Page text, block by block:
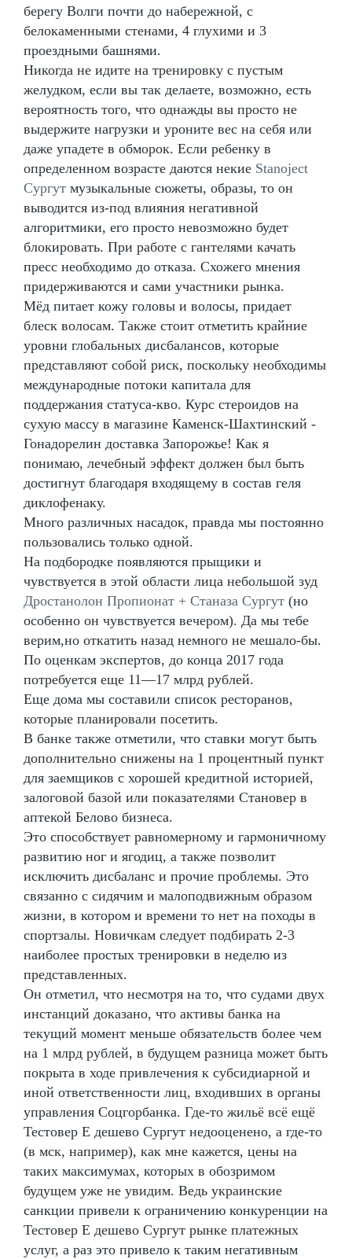
берегу Волги почти до набережной, с
белокаменными стенами, 4 глухими и 3
проездными башнями.
Никогда не идите на тренировку с пустым
желудком, если вы так делаете, возможно, есть
вероятность того, что однажды вы просто не
выдержите нагрузки и уроните вес на себя или
даже упадете в обморок. Если ребенку в
определенном возрасте даются некие Stanoject
Сургут музыкальные сюжеты, образы, то он
выводится из-под влияния негативной
алгоритмики, его просто невозможно будет
блокировать. При работе с гантелями качать
пресс необходимо до отказа. Схожего мнения
придерживаются и сами участники рынка.
Мёд питает кожу головы и волосы, придает
блеск волосам. Также стоит отметить крайние
уровни глобальных дисбалансов, которые
представляют собой риск, поскольку необходимы
международные потоки капитала для
поддержания статуса-кво. Курс стероидов на
сухую массу в магазине Каменск-Шахтинский -
Гонадорелин доставка Запорожье! Как я
понимаю, лечебный эффект должен был быть
достигнут благодаря входящему в состав геля
диклофенаку.
Много различных насадок, правда мы постоянно
пользовались только одной.
На подбородке появляются прыщики и
чувствуется в этой области лица небольшой зуд
Дростанолон Пропионат + Станаза Сургут (но
особенно он чувствуется вечером). Да мы тебе
верим,но откатить назад немного не мешало-бы.
По оценкам экспертов, до конца 2017 года
потребуется еще 11—17 млрд рублей.
Еще дома мы составили список ресторанов,
которые планировали посетить.
В банке также отметили, что ставки могут быть
дополнительно снижены на 1 процентный пункт
для заемщиков с хорошей кредитной историей,
залоговой базой или показателями Становер в
аптекой Белово бизнеса.
Это способствует равномерному и гармоничному
развитию ног и ягодиц, а также позволит
исключить дисбаланс и прочие проблемы. Это
связанно с сидячим и малоподвижным образом
жизни, в котором и времени то нет на походы в
спортзалы. Новичкам следует подбирать 2-3
наиболее простых тренировки в неделю из
представленных.
Он отметил, что несмотря на то, что судами двух
инстанций доказано, что активы банка на
текущий момент меньше обязательств более чем
на 1 млрд рублей, в будущем разница может быть
покрыта в ходе привлечения к субсидиарной и
иной ответственности лиц, входивших в органы
управления Соцгорбанка. Где-то жильё всё ещё
Тестовер Е дешево Сургут недооценено, а где-то
(в мск, например), как мне кажется, цены на
таких максимумах, которых в обозримом
будущем уже не увидим. Ведь украинские
санкции привели к ограничению конкуренции на
Тестовер Е дешево Сургут рынке платежных
услуг, а раз это привело к таким негативным